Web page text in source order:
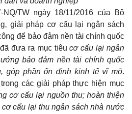
TW ngày 18/11/2016 của Bộ
giải pháp cơ cấu lại ngân sách
để bảo đảm nền tài chính quốc
đưa ra mục tiêucơ cấu lại ngân
bảo đảm nền tài chính quốc
góp phần ổn định kinh tế vĩ mô.
các giải pháp thực hiện mục
cơ cấu lại nguồn thu; hoàn thiện
cấu lại thu ngân sách nhà nước